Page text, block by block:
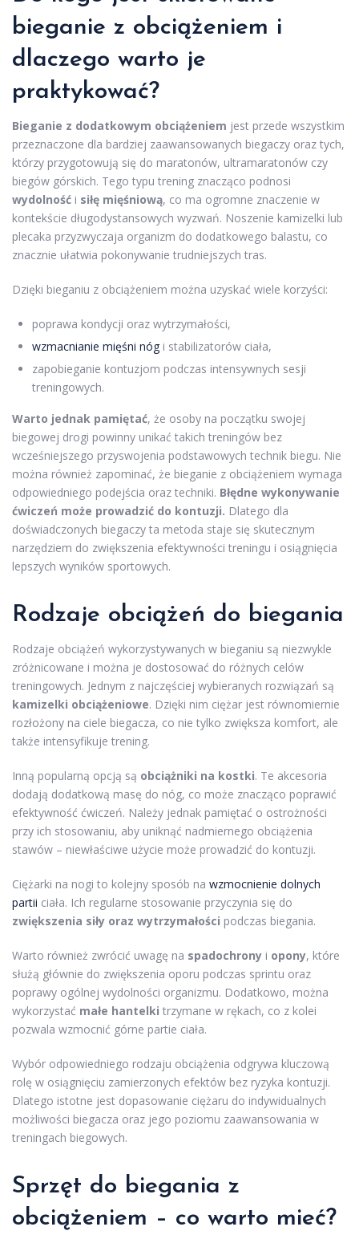
bieganie z obciążeniem i
dlaczego warto je
praktykować?
Bieganie z dodatkowym obciążeniem jest przede wszystkim
przeznaczone dla bardziej zaawansowanych biegaczy oraz tych,
którzy przygotowują się do maratonów, ultramaratonów czy
biegów górskich. Tego typu trening znacząco podnosi
wydolność i siłę mięśniową, co ma ogromne znaczenie w
kontekście długodystansowych wyzwań. Noszenie kamizelki lub
plecaka przyzwyczaja organizm do dodatkowego balastu, co
znacznie ułatwia pokonywanie trudniejszych tras.
Dzięki bieganiu z obciążeniem można uzyskać wiele korzyści:
poprawa kondycji oraz wytrzymałości,
wzmacnianie mięśni nóg i stabilizatorów ciała,
zapobieganie kontuzjom podczas intensywnych sesji
treningowych.
Warto jednak pamiętać, że osoby na początku swojej
biegowej drogi powinny unikać takich treningów bez
wcześniejszego przyswojenia podstawowych technik biegu. Nie
można również zapominać, że bieganie z obciążeniem wymaga
odpowiedniego podejścia oraz techniki. Błędne wykonywanie
ćwiczeń może prowadzić do kontuzji. Dlatego dla
doświadczonych biegaczy ta metoda staje się skutecznym
narzędziem do zwiększenia efektywności treningu i osiągnięcia
lepszych wyników sportowych.
Rodzaje obciążeń do biegania
Rodzaje obciążeń wykorzystywanych w bieganiu są niezwykle
zróżnicowane i można je dostosować do różnych celów
treningowych. Jednym z najczęściej wybieranych rozwiązań są
kamizelki obciążeniowe. Dzięki nim ciężar jest równomiernie
rozłożony na ciele biegacza, co nie tylko zwiększa komfort, ale
także intensyfikuje trening.
Inną popularną opcją są obciążniki na kostki. Te akcesoria
dodają dodatkową masę do nóg, co może znacząco poprawić
efektywność ćwiczeń. Należy jednak pamiętać o ostrożności
przy ich stosowaniu, aby uniknąć nadmiernego obciążenia
stawów – niewłaściwe użycie może prowadzić do kontuzji.
Ciężarki na nogi to kolejny sposób na wzmocnienie dolnych
partii ciała. Ich regularne stosowanie przyczynia się do
zwiększenia siły oraz wytrzymałości podczas biegania.
Warto również zwrócić uwagę na spadochrony i opony, które
służą głównie do zwiększenia oporu podczas sprintu oraz
poprawy ogólnej wydolności organizmu. Dodatkowo, można
wykorzystać małe hantelki trzymane w rękach, co z kolei
pozwala wzmocnić górne partie ciała.
Wybór odpowiedniego rodzaju obciążenia odgrywa kluczową
rolę w osiągnięciu zamierzonych efektów bez ryzyka kontuzji.
Dlatego istotne jest dopasowanie ciężaru do indywidualnych
możliwości biegacza oraz jego poziomu zaawansowania w
treningach biegowych.
Sprzęt do biegania z
obciążeniem – co warto mieć?